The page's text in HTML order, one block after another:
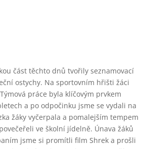
část těchto dnů tvořily seznamovací
ostychy. Na sportovním hřišti žáci
práce byla klíčovým prvkem
a po odpočinku jsme se vydali na
žáky vyčerpala a pomalejším tempem
ve školní jídelně. Únava žáků
jsme si promítli film Shrek a prošli